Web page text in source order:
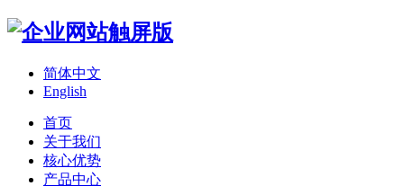
简体中文
English
首页
关于我们
核心优势
产品中心